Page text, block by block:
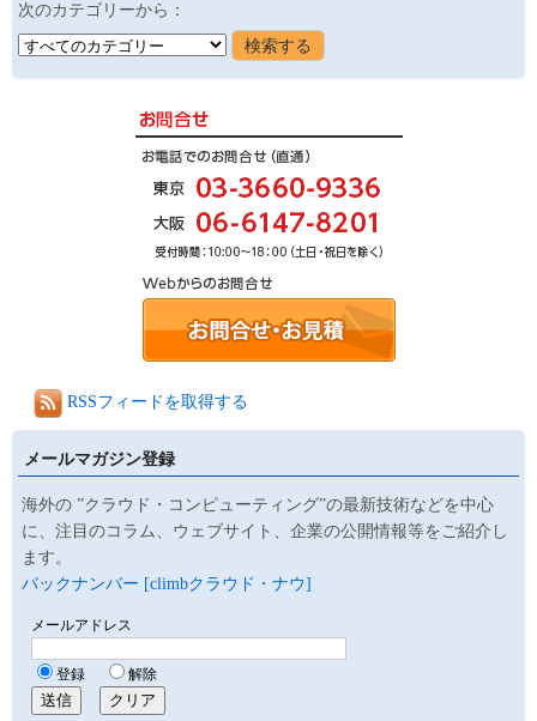
次のカテゴリーから：
RSSフィードを取得する
メールマガジン登録
海外の ”クラウド・コンピューティング”の最新技術などを中心
に、注目のコラム、ウェブサイト、企業の公開情報等をご紹介し
ます。
バックナンバー [climbクラウド・ナウ]